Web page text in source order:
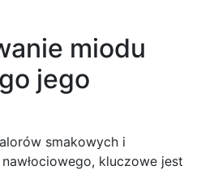
miodu
jego
smakowych i
kluczowe jest